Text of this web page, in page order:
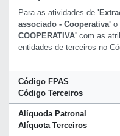
Para as atividades de
associado - Cooperativa'o
COOPERATIVA'com as
entidades de terceiros no
Código FPAS
Código Terceiros
Alíquoda Patronal
Alíquota Terceiros